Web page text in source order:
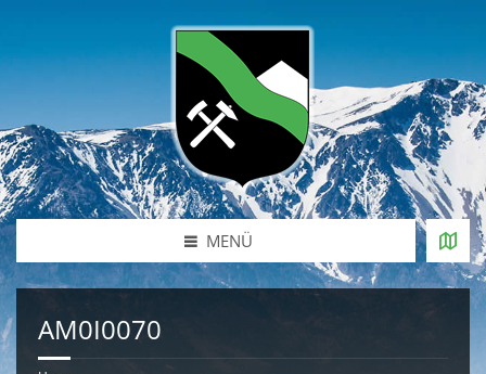
MENÜ
AM0I0070